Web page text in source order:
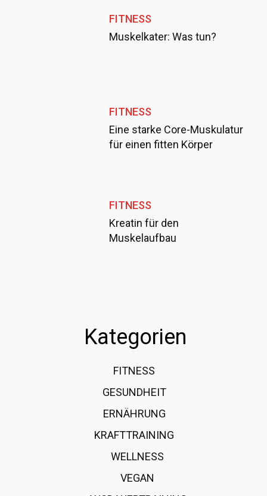
FITNESS
Muskelkater: Was tun?
FITNESS
Eine starke Core-Muskulatur
für einen fitten Körper
FITNESS
Kreatin für den
Muskelaufbau
Kategorien
FITNESS
GESUNDHEIT
ERNÄHRUNG
KRAFTTRAINING
WELLNESS
VEGAN